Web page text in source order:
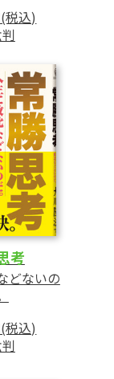
税込)
考
どないの
税込)